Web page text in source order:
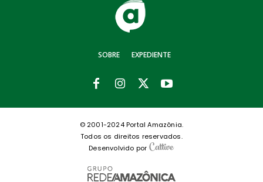
SOBRE EXPEDIENTE
© 2001-2024 Portal Amazônia.
Todos os direitos reservados.
Desenvolvido por